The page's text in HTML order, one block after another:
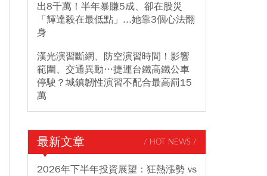
出8千萬！半年暴賺5成、卻在股災
「輝達殺在最低點」...她靠3個心法翻
身
漢光演習斷網、防空演習時間！影響
範圍、交通異動…捷運台鐵高鐵公車
停駛？城鎮韌性演習不配合最高罰15
萬
最新文章 / HOT NEWS /
2026年下半年投資展望：狂熱漲勢 vs